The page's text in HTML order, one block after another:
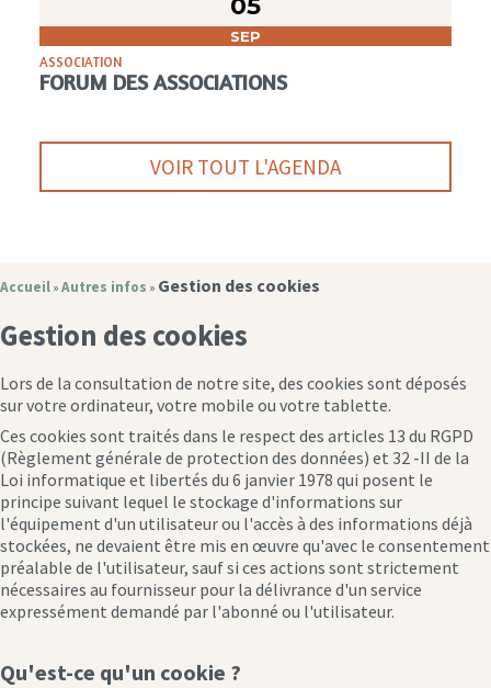
05
SEP
ASSOCIATION
FORUM DES ASSOCIATIONS
VOIR TOUT L'AGENDA
Accueil » Autres infos » Gestion des cookies
Gestion des cookies
Lors de la consultation de notre site, des cookies sont déposés
sur votre ordinateur, votre mobile ou votre tablette.
Ces cookies sont traités dans le respect des articles 13 du RGPD
(Règlement générale de protection des données) et 32 -II de la
Loi informatique et libertés du 6 janvier 1978 qui posent le
principe suivant lequel le stockage d'informations sur
l'équipement d'un utilisateur ou l'accès à des informations déjà
stockées, ne devaient être mis en œuvre qu'avec le consentement
préalable de l'utilisateur, sauf si ces actions sont strictement
nécessaires au fournisseur pour la délivrance d'un service
expressément demandé par l'abonné ou l'utilisateur.
Qu'est-ce qu'un cookie ?